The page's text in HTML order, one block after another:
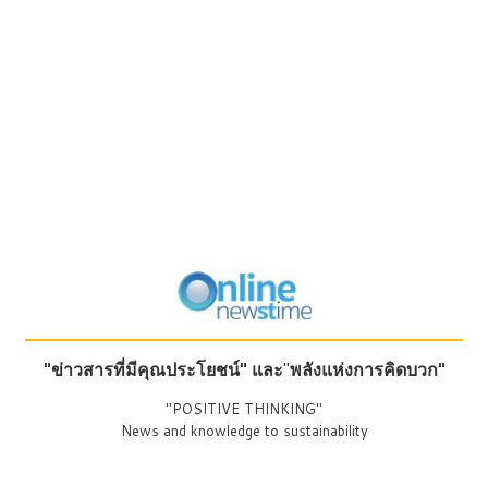
"ข่าวสารที่มีคุณประโยชน์" และ"พลังแห่งการคิดบวก"
"POSITIVE THINKING"
News and knowledge to sustainability